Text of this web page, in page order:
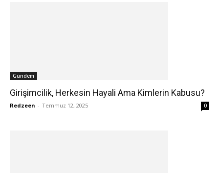
Gündem
Girişimcilik, Herkesin Hayali Ama Kimlerin Kabusu?
Redzeen - Temmuz 12, 2025 0